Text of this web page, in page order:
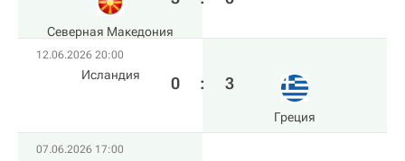
Северная Македония
12.06.2026 20:00
Исландия 0 : 3
Греция
07.06.2026 17:00